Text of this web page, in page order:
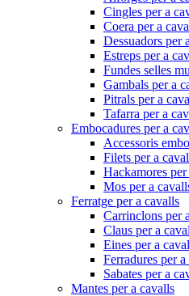
Cingles per a
Coera per a
Dessuadors per
Estreps per a
Fundes selles
Gambals per a
Pitrals per a
Tafarra per a
Embocadures per a
Accessoris
Filets per a
Hackamores
Mos per a
Ferratge per a cavalls
Carrinclons per
Claus per a
Eines per a
Ferradures per
Sabates per a
Mantes per a cavalls